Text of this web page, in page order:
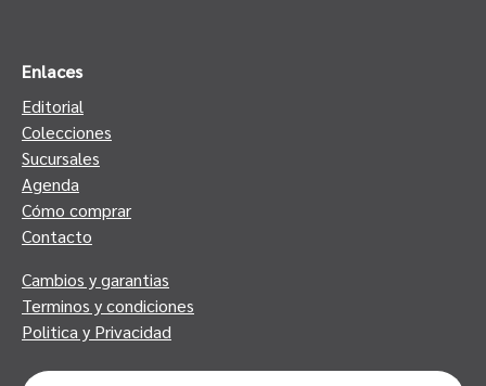
Enlaces
Editorial
Colecciones
Sucursales
Agenda
Cómo comprar
Contacto
Cambios y garantias
Terminos y condiciones
Politica y Privacidad